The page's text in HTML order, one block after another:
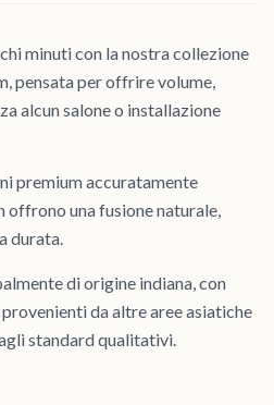
minuti con la nostra collezione
pensata per offrire volume,
alcun salone o installazione
premium accuratamente
offrono una fusione naturale,
durata.
di origine indiana, con
da altre aree asiatiche
standard qualitativi.